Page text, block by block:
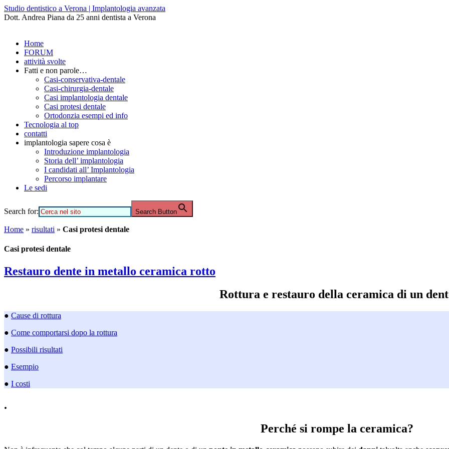
Studio dentistico a Verona | Implantologia avanzata
Dott. Andrea Piana da 25 anni dentista a Verona
Home
FORUM
attività svolte
Fatti e non parole…
Casi-conservativa-dentale
Casi-chirurgia-dentale
Casi implantologia dentale
Casi protesi dentale
Ortodonzia esempi ed info
Tecnologia al top
contatti
implantologia sapere cosa è
Introduzione implantologia
Storia dell’ implantologia
I candidati all’ Implantologia
Percorso implantare
Le sedi
Search for: Search Button
Home » risultati » Casi protesi dentale
Casi protesi dentale
Restauro dente in metallo ceramica rotto
Rottura e restauro della ceramica di un
● Cause di rottura
● Come comportarsi dopo la rottura
● Possibili risultati
● Esempio
● I costi
.
Perché si rompe la ceramica?